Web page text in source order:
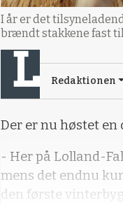
I år er det
brændt stakkene fast til
Redaktionen
Der er nu høstet
- Her på Lolland-
mens det endnu
den første